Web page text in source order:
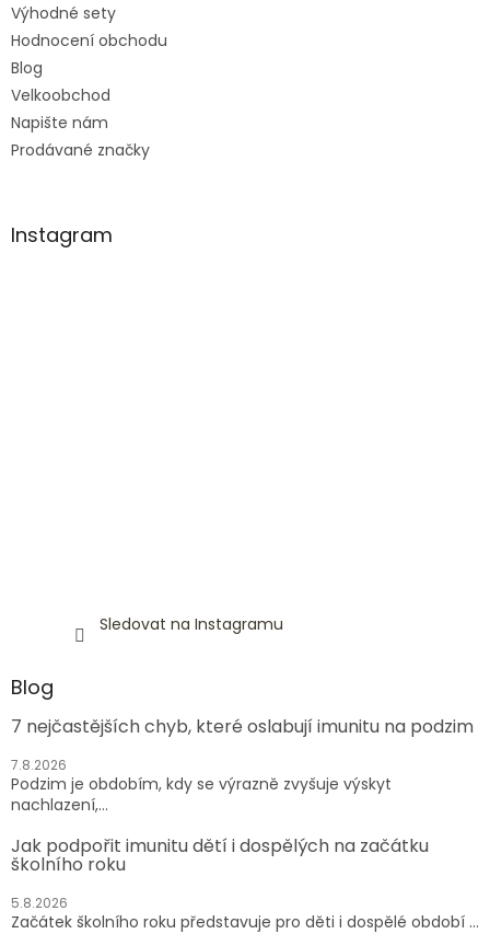
Výhodné sety
Hodnocení obchodu
Blog
Velkoobchod
Napište nám
Prodávané značky
Instagram
Sledovat na Instagramu
Blog
7 nejčastějších chyb, které oslabují imunitu na podzim
7.8.2026
Podzim je obdobím, kdy se výrazně zvyšuje výskyt
nachlazení,...
Jak podpořit imunitu dětí i dospělých na začátku
školního roku
5.8.2026
Začátek školního roku představuje pro děti i dospělé období ...